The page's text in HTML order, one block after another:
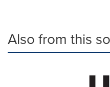
Also from this